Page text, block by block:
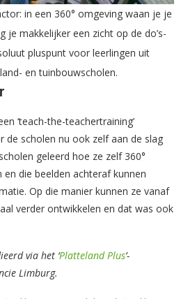
in een 360° omgeving waan je je
je makkelijker een zicht op de do’s-
pluspunt voor leerlingen uit
en tuinbouwscholen.
‘teach-the-teachertraining’
de scholen nu ook zelf aan de slag
geleerd hoe ze zelf 360°
die beelden achteraf kunnen
Op die manier kunnen ze vanaf
verder ontwikkelen en dat was ook
via het ‘Platteland Plus’-
Limburg.